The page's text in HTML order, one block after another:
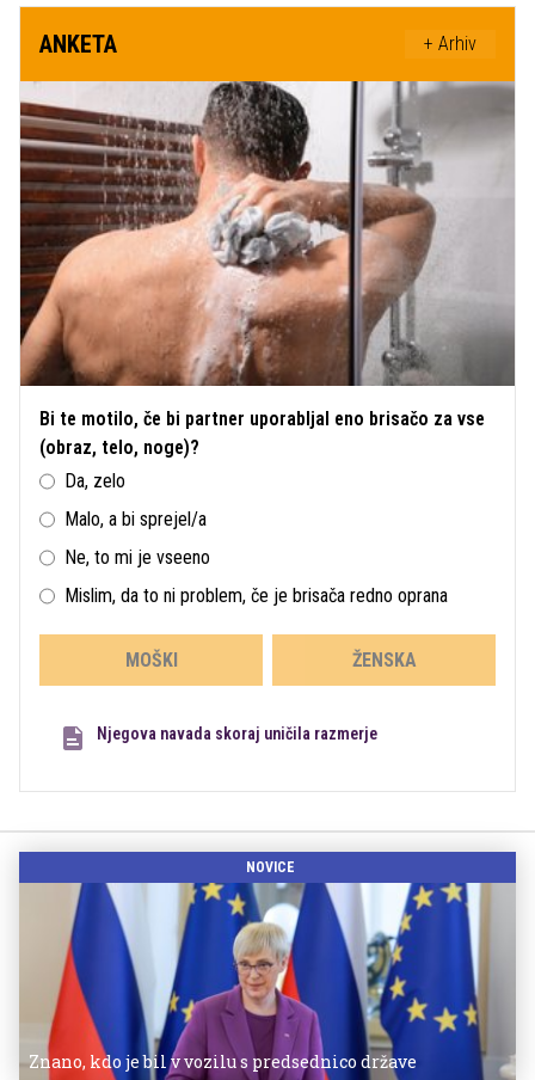
ANKETA + Arhiv
Bi te motilo, če bi partner uporabljal eno brisačo za vse
(obraz, telo, noge)?
Da, zelo
Malo, a bi sprejel/a
Ne, to mi je vseeno
Mislim, da to ni problem, če je brisača redno oprana
MOŠKI ŽENSKA
Njegova navada skoraj uničila razmerje
NOVICE
Znano, kdo je bil v vozilu s predsednico države